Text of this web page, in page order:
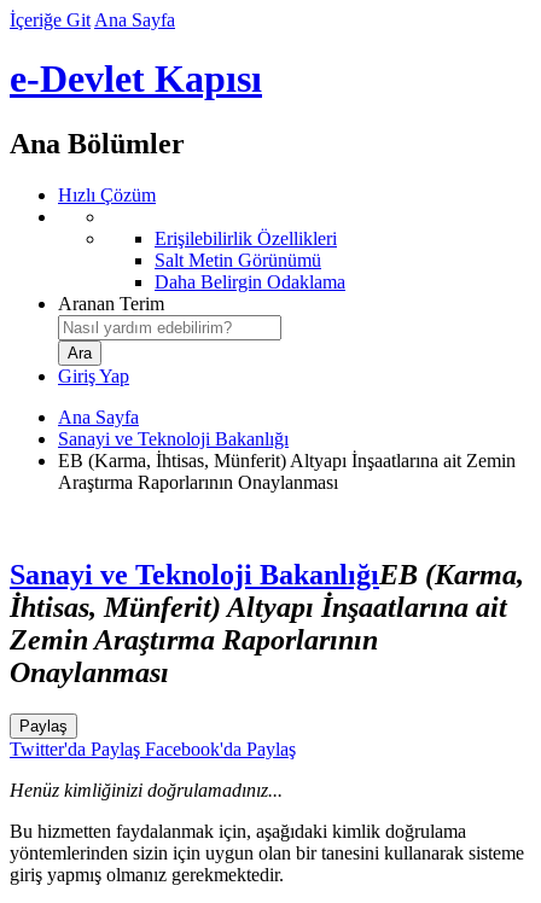
İçeriğe Git Ana Sayfa
e-Devlet Kapısı
Ana Bölümler
Hızlı Çözüm
Erişilebilirlik Özellikleri
Salt Metin Görünümü
Daha Belirgin Odaklama
Aranan Terim
Giriş Yap
Ana Sayfa
Sanayi ve Teknoloji Bakanlığı
EB (Karma, İhtisas, Münferit) Altyapı İnşaatlarına ait Zemin
Araştırma Raporlarının Onaylanması
Sanayi ve Teknoloji BakanlığıEB (Karma,
İhtisas, Münferit) Altyapı İnşaatlarına ait
Zemin Araştırma Raporlarının
Onaylanması
Paylaş
Twitter'da Paylaş Facebook'da Paylaş
Henüz kimliğinizi doğrulamadınız...
Bu hizmetten faydalanmak için, aşağıdaki kimlik doğrulama
yöntemlerinden sizin için uygun olan bir tanesini kullanarak sisteme
giriş yapmış olmanız gerekmektedir.